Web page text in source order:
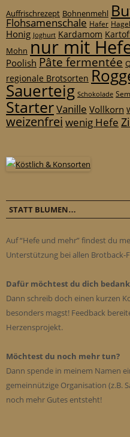
Auffrischrezept Bohnenmehl
Flohsamenschale Hafer
Honig Joghurt Kardamom
Mohn nur mit
Poolish Pâte fermentée
regionale Brotsorten
Sauerteig Schokolade
StarterVanille Vollkorn
weizenfrei wenig Hefe
STATT BLUMEN…
Auf “Hefe und mehr” findest du
Unterstützung bei allen Brotback-
Dafür möchtest du dich
Dann schreib doch einen kurzen
besonders magst! Feedback
Herzensprojekt.
Möchtest du noch mehr tun?
Dann spende in meinem Namen
gemeinnützige Organisation (z.B.
noch mehr Gutes entsteht!